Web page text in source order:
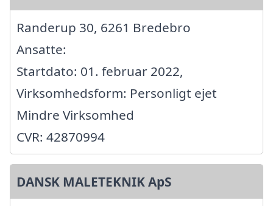
Randerup 30, 6261 Bredebro
Ansatte:
Startdato: 01. februar 2022,
Virksomhedsform: Personligt ejet
Mindre Virksomhed
CVR: 42870994
DANSK MALETEKNIK ApS